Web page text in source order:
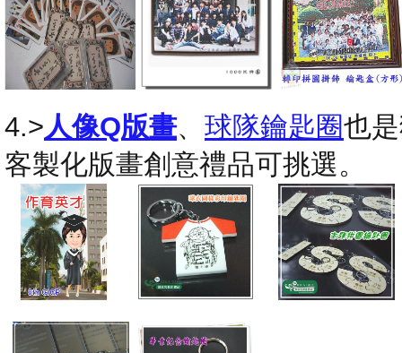
4.>人像Q版畫、 球隊鑰匙圈也
客製化版畫創意禮品可挑選。